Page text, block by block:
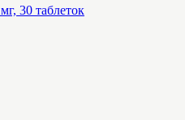
30 таблеток